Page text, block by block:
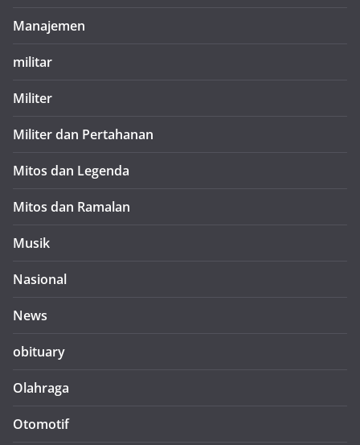
Manajemen
militar
Militer
Militer dan Pertahanan
Mitos dan Legenda
Mitos dan Ramalan
Musik
Nasional
News
obituary
Olahraga
Otomotif